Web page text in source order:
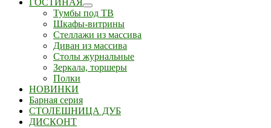
ГОСТИНАЯ
Тумбы под ТВ
Шкафы-витрины
Стеллажи из массива
Диван из массива
Столы журнальные
Зеркала, торшеры
Полки
НОВИНКИ
Барная серия
СТОЛЕШНИЦА ДУБ
ДИСКОНТ